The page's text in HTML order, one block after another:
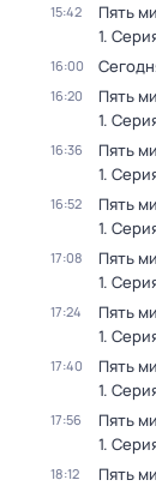
15:42 Пять
1.
16:00
16:20 Пять
1.
16:36 Пять
1.
16:52 Пять
1.
17:08 Пять
1.
17:24 Пять
1.
17:40 Пять
1.
17:56 Пять
1.
18:12 Пять